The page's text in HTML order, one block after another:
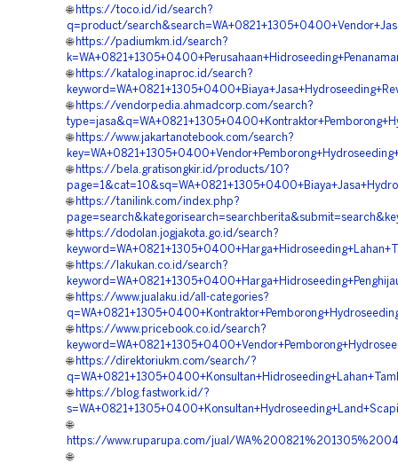
🌐 https://toco.id/id/search?
q=product/
🌐 https://padiumkm.id/search?
🌐 https://katalog.inaproc.id/search?
🌐 https://vendorpedia.ahmadcorp.com/search?
🌐 https://www.jakartanotebook.com/search?
🌐 https://bela.gratisongkir.id/products/10?
🌐 https://tanilink.com/index.php?
🌐 https://dodolan.jogjakota.go.id/search?
🌐 https://lakukan.co.id/search?
🌐 https://www.jualaku.id/all-categories?
🌐 https://www.pricebook.co.id/search?
🌐 https://direktoriukm.com/search/?
🌐 https://blog.fastwork.id/?
🌐
https://www.ruparupa.com/jual/
🌐